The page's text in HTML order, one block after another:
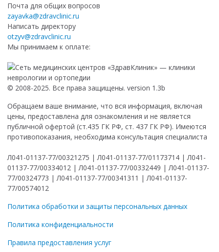
Почта для общих вопросов
zayavka@zdravclinic.ru
Написать директору
otzyv@zdravclinic.ru
Мы принимаем к оплате:
© 2008-2025. Все права защищены. version 1.3b
Обращаем ваше внимание, что вся информация, включая
цены, предоставлена для ознакомления и не является
публичной офертой (ст.435 ГК РФ, ст. 437 ГК РФ). Имеются
противопоказания, необходима консультация специалиста
Л041-01137-77/00321275 | Л041-01137-77/01173714 | Л041-
01137-77/00334012 | Л041-01137-77/00332449 | Л041-01137-
77/00324773 | Л041-01137-77/00341311 | Л041-01137-
77/00574012
Политика обработки и защиты персональных данных
Политика конфиденциальности
Правила предоставления услуг